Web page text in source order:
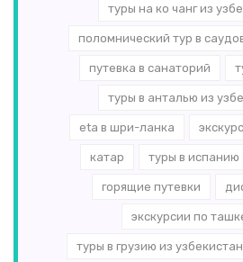
туры на ко чанг из
поломнический тур в
путевка в санаторий
туры в анталью из
eta в шри-ланка
катар туры в испанию
горящие путевки
экскурсии по
туры в грузию из